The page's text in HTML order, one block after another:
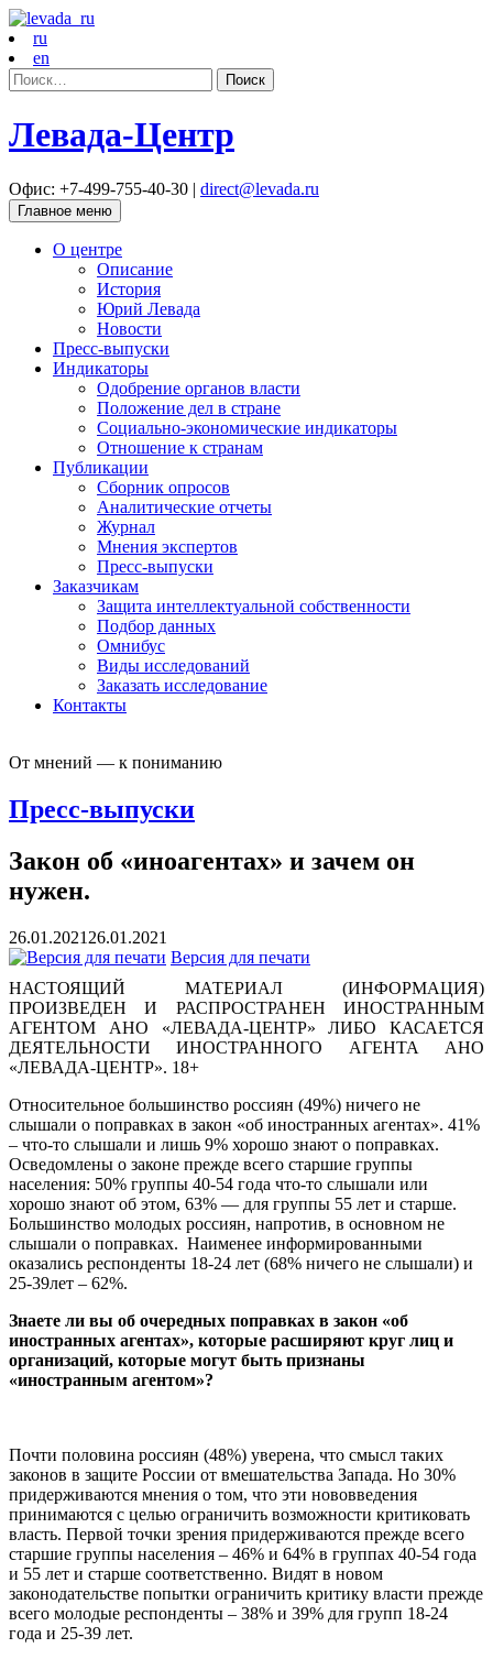
ru
en
Найти:
Левада-Центр
Офис: +7-499-755-40-30 | direct@levada.ru
Главное меню
О центре
Описание
История
Юрий Левада
Новости
Пресс-выпуски
Индикаторы
Одобрение органов власти
Положение дел в стране
Социально-экономические индикаторы
Отношение к странам
Публикации
Сборник опросов
Аналитические отчеты
Журнал
Мнения экспертов
Пресс-выпуски
Заказчикам
Защита интеллектуальной собственности
Подбор данных
Омнибус
Виды исследований
Заказать исследование
Контакты
От мнений — к пониманию
Пресс-выпуски
Закон об «иноагентах» и зачем он
нужен.
26.01.2021 26.01.2021
Версия для печати
НАСТОЯЩИЙ МАТЕРИАЛ (ИНФОРМАЦИЯ)
ПРОИЗВЕДЕН И РАСПРОСТРАНЕН ИНОСТРАННЫМ
АГЕНТОМ АНО «ЛЕВАДА-ЦЕНТР» ЛИБО КАСАЕТСЯ
ДЕЯТЕЛЬНОСТИ ИНОСТРАННОГО АГЕНТА АНО
«ЛЕВАДА-ЦЕНТР». 18+
Относительное большинство россиян (49%) ничего не
слышали о поправках в закон «об иностранных агентах». 41%
– что-то слышали и лишь 9% хорошо знают о поправках.
Осведомлены о законе прежде всего старшие группы
населения: 50% группы 40-54 года что-то слышали или
хорошо знают об этом, 63% — для группы 55 лет и старше.
Большинство молодых россиян, напротив, в основном не
слышали о поправках. Наименее информированными
оказались респонденты 18-24 лет (68% ничего не слышали) и
25-39лет – 62%.
Знаете ли вы об очередных поправках в закон «об
иностранных агентах», которые расширяют круг лиц и
организаций, которые могут быть признаны
«иностранным агентом»?
Почти половина россиян (48%) уверена, что смысл таких
законов в защите России от вмешательства Запада. Но 30%
придерживаются мнения о том, что эти нововведения
принимаются с целью ограничить возможности критиковать
власть. Первой точки зрения придерживаются прежде всего
старшие группы населения – 46% и 64% в группах 40-54 года
и 55 лет и старше соответственно. Видят в новом
законодательстве попытки ограничить критику власти прежде
всего молодые респонденты – 38% и 39% для групп 18-24
года и 25-39 лет.